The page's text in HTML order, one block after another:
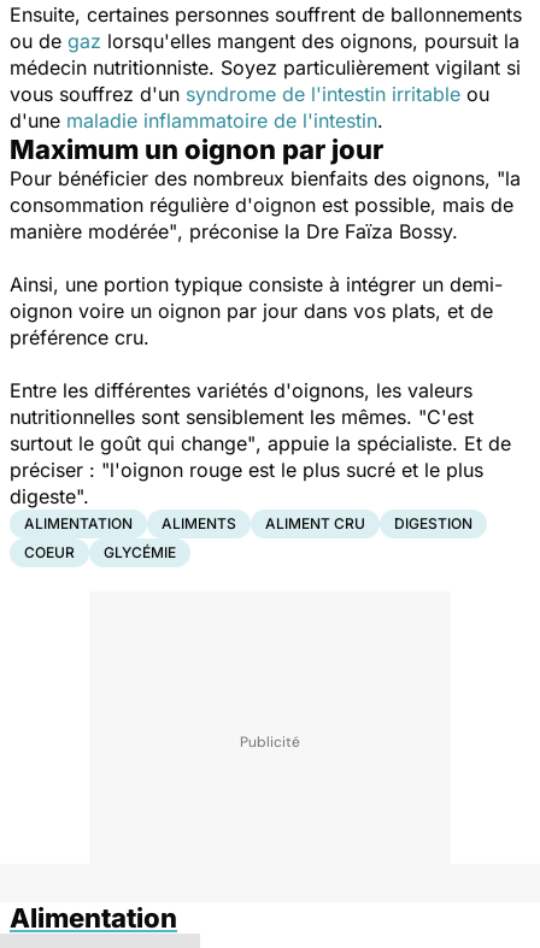
Ensuite, certaines personnes souffrent de ballonnements
ou de gaz lorsqu'elles mangent des oignons, poursuit la
médecin nutritionniste. Soyez particulièrement vigilant si
vous souffrez d'un syndrome de l'intestin irritable ou
d'une maladie inflammatoire de l'intestin.
Maximum un oignon par jour
Pour bénéficier des nombreux bienfaits des oignons, "la
consommation régulière d'oignon est possible, mais de
manière modérée", préconise la Dre Faïza Bossy.
Ainsi, une portion typique consiste à intégrer un demi-
oignon voire un oignon par jour dans vos plats, et de
préférence cru.
Entre les différentes variétés d'oignons, les valeurs
nutritionnelles sont sensiblement les mêmes. "C'est
surtout le goût qui change", appuie la spécialiste. Et de
préciser : "l'oignon rouge est le plus sucré et le plus
digeste".
ALIMENTATION ALIMENTS ALIMENT CRU
DIGESTION
COEUR
GLYCÉMIE
Alimentation